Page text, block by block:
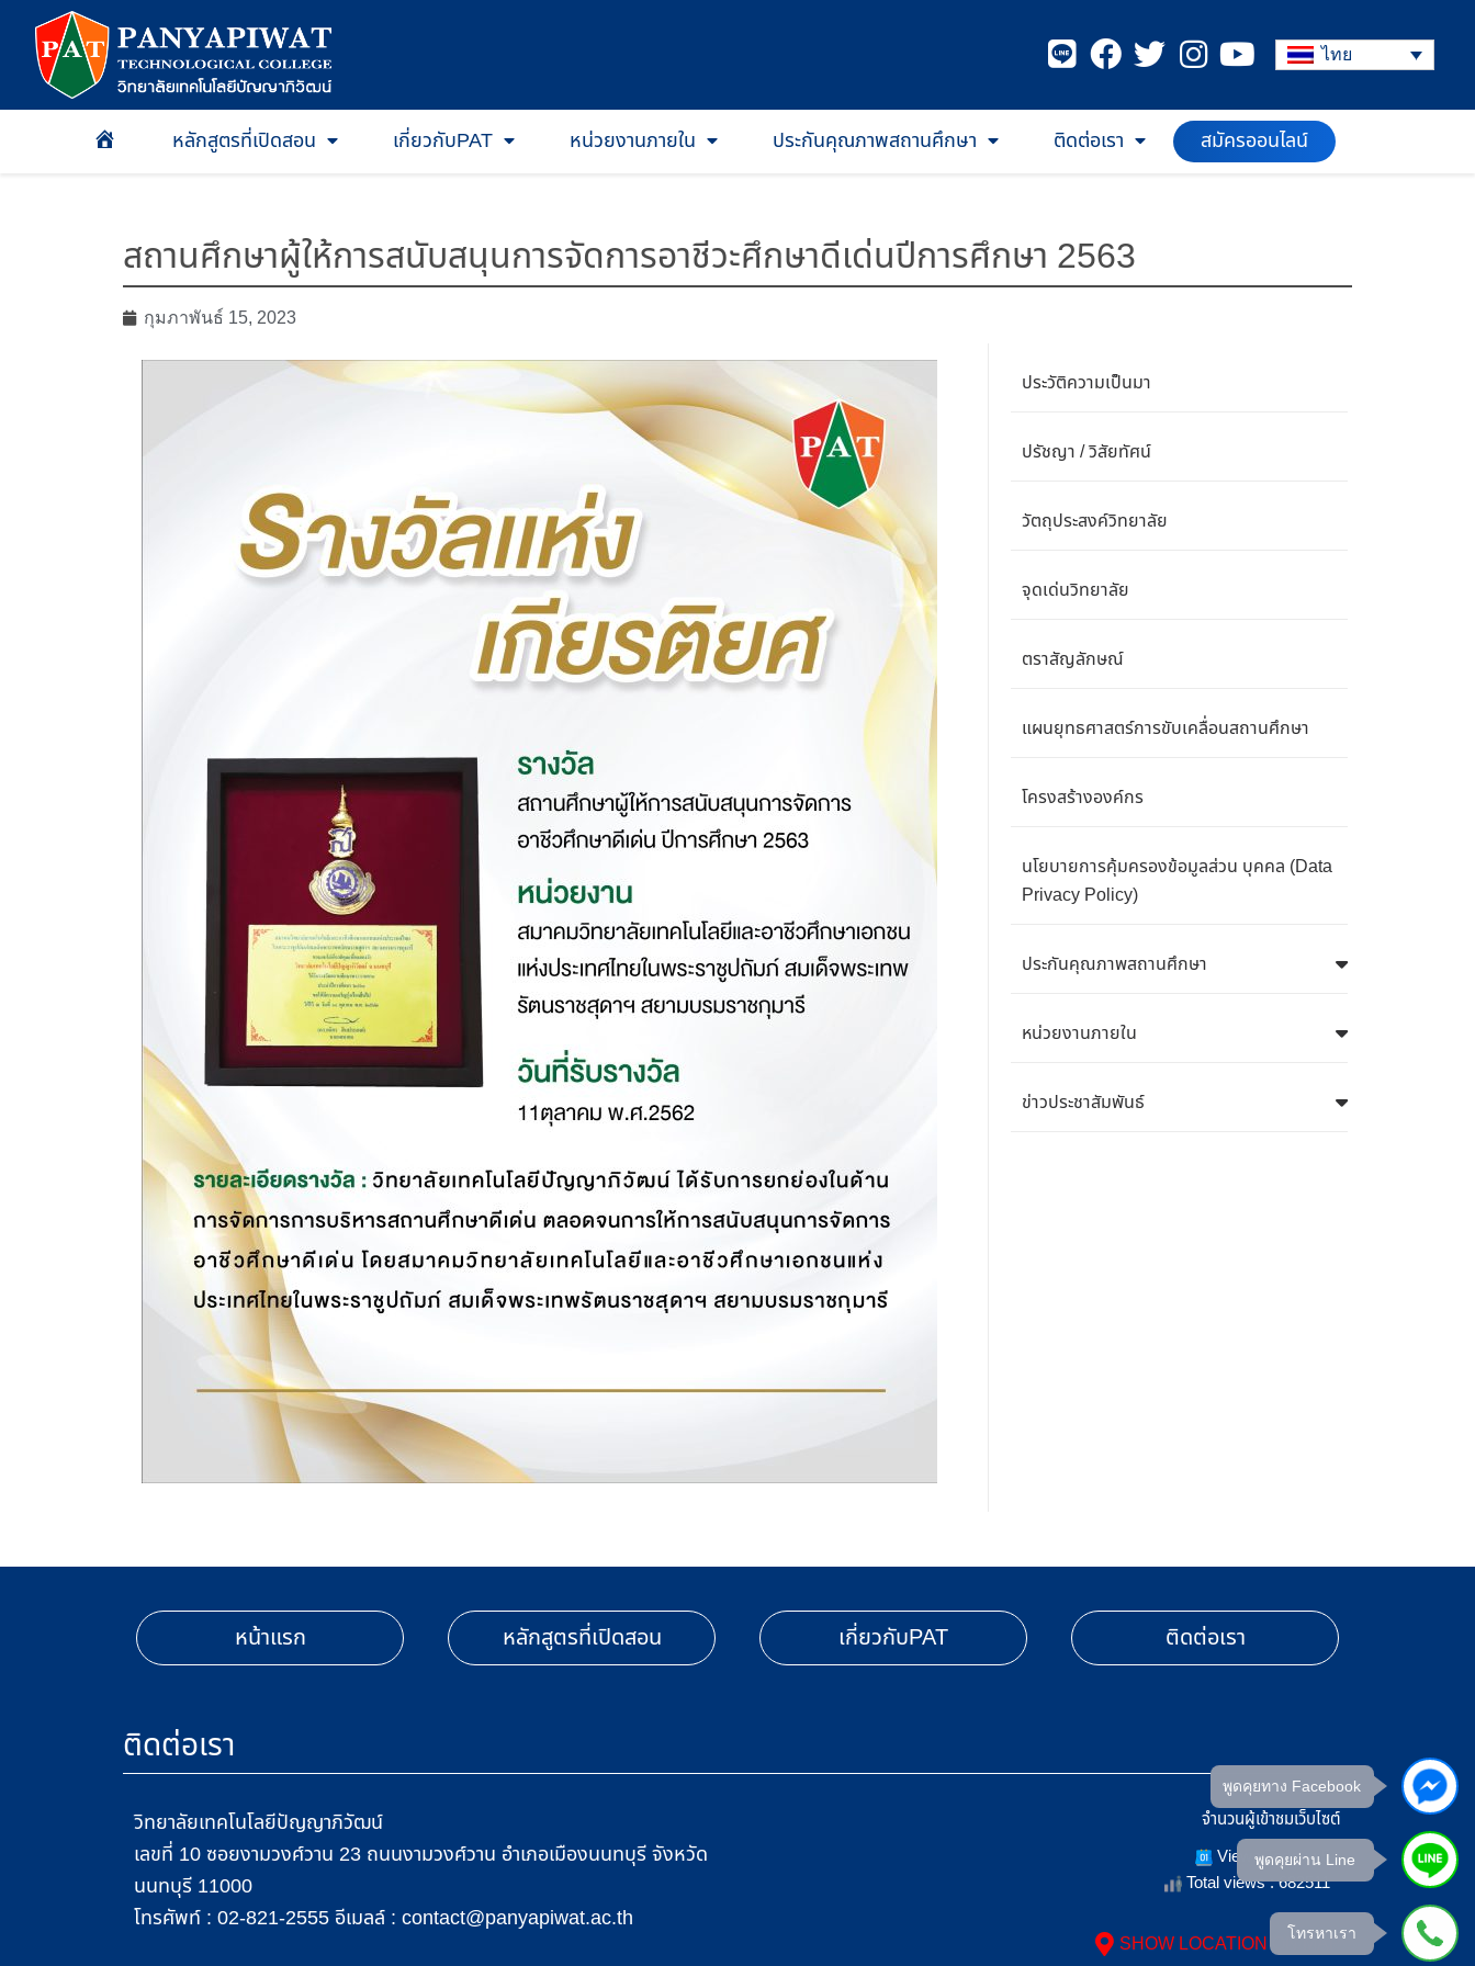
ไทย
หน้าเเรก
หลักสูตรที่เปิดสอน เกี่ยวกับPAT หน่วยงานภายใน ประกันคุณภาพสถานศึกษา ติดต่อเรา
สมัครออนไลน์
สถานศึกษาผู้ให้การสนับสนุนการจัดการอาชีวะศึกษาดีเด่นปีการศึกษา 2563
กุมภาพันธ์ 15, 2023
ประวัติความเป็นมา
ปรัชญา / วิสัยทัศน์
วัตถุประสงค์วิทยาลัย
จุดเด่นวิทยาลัย
ตราสัญลักษณ์
แผนยุทธศาสตร์การขับเคลื่อนสถานศึกษา
โครงสร้างองค์กร
นโยบายการคุ้มครองข้อมูลส่วน บุคคล (Data
Privacy Policy)
ประกันคุณภาพสถานศึกษา
หน่วยงานภายใน
ข่าวประชาสัมพันธ์
หน้าแรก หลักสูตรที่เปิดสอน เกี่ยวกับPAT ติดต่อเรา
ติดต่อเรา
วิทยาลัยเทคโนโลยีปัญญาภิวัฒน์
เลขที่ 10 ซอยงามวงศ์วาน 23 ถนนงามวงศ์วาน อำเภอเมืองนนทบุรี จังหวัด
นนทบุรี 11000
โทรศัพท์ : 02-821-2555 อีเมลล์ : contact@panyapiwat.ac.th
จำนวนผู้เข้าชมเว็บไซต์
Views Today : 5
Total views : 682511
SHOW LOCATION ON MAP
พูดคุยทาง Facebook
พูดคุยผ่าน Line
โทรหาเรา